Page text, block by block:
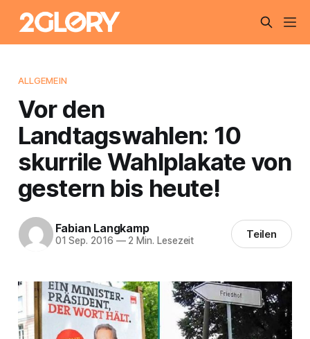
ALLGEMEIN
Vor den
Landtagswahlen: 10
skurrile Wahlplakate von
gestern bis heute!
Fabian Langkamp
01 Sep. 2016 —2 Min. Lesezeit Teilen